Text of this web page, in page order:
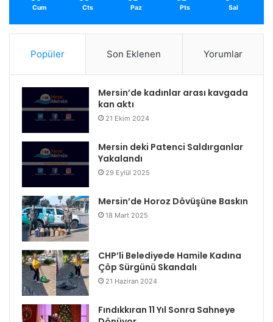
Cum Cts Paz Pts Sal
Popüler Son Eklenen Yorumlar
Mersin’de kadınlar arası kavgada
kan aktı
21 Ekim 2024
Mersin deki Patenci Saldırganlar
Yakalandı
29 Eylül 2025
Mersin’de Horoz Dövüşüne Baskın
18 Mart 2025
CHP’li Belediyede Hamile Kadına
Çöp Sürgünü Skandalı
21 Haziran 2024
Fındıkkıran 11 Yıl Sonra Sahneye